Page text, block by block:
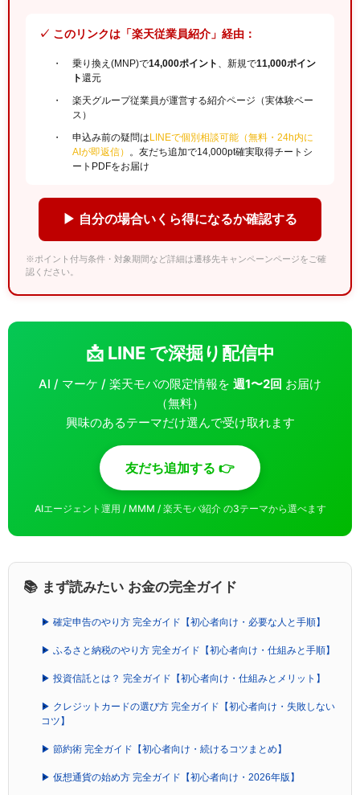
✓ このリンクは「楽天従業員紹介」経由：
乗り換え(MNP)で14,000ポイント 、新規で11,000ポイン
ト還元
楽天グループ従業員が運営する紹介ページ（実体験ベー
ス）
申込み前の疑問はLINEで個別相談可能（無料・24h内に
AIが即返信）
。友だち追加で14,000pt確実取得チートシ
ートPDFをお届け
▶ 自分の場合いくら得になるか確認する
※ポイント付与条件・対象期間など詳細は遷移先キャンペーンページをご確
認ください。
📩 LINE で深掘り配信中
AI / マーケ / 楽天モバの限定情報を 週1〜2回 お届け
（無料）
興味のあるテーマだけ選んで受け取れます
友だち追加する 👉
AIエージェント運用 / MMM / 楽天モバ紹介 の3テーマから選べます
📚 まず読みたい お金の完全ガイド
▶ 確定申告のやり方 完全ガイド【初心者向け・必要な人と手順】
▶ ふるさと納税のやり方 完全ガイド【初心者向け・仕組みと手順】
▶ 投資信託とは？ 完全ガイド【初心者向け・仕組みとメリット】
▶ クレジットカードの選び方 完全ガイド【初心者向け・失敗しない
コツ】
▶ 節約術 完全ガイド【初心者向け・続けるコツまとめ】
▶ 仮想通貨の始め方 完全ガイド【初心者向け・2026年版】